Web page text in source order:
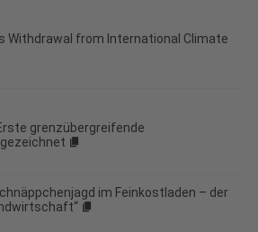
Withdrawal from International Climate
grenzübergreifende
im Feinkostladen – der